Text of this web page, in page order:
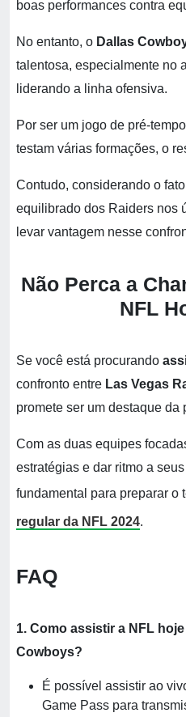
boas performances contra
No entanto, o Dallas
talentosa, especialmente no
liderando a linha ofensiva.
Por ser um jogo de pré-
testam várias formações, o
Contudo, considerando o
equilibrado dos Raiders nos
levar vantagem nesse
Não Perca a
NFL
Se você está procurando
confronto entre Las Vegas
promete ser um destaque da
Com as duas equipes
estratégias e dar ritmo a
fundamental para preparar o
regular da NFL 2024.
FAQ
1. Como assistir a NFL
Cowboys?
É possível assistir ao
Game Pass para